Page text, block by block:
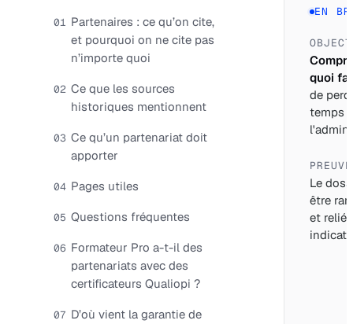
01 Partenaires : ce qu’on cite,
et pourquoi on ne cite pas
n’importe quoi
02 Ce que les sources
historiques mentionnent
03 Ce qu’un partenariat doit
apporter
04 Pages utiles
05 Questions fréquentes
06 Formateur Pro a-t-il des
partenariats avec des
certificateurs Qualiopi ?
07 D’où vient la garantie de
EN
quoi
de
temps
PREUVE
Le
être
et relié